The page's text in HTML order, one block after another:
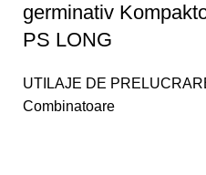
germinativ
PS LONG
UTILAJE DE
Combinatoare